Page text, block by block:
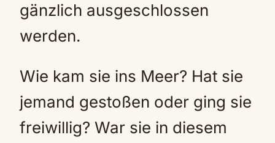
gänzlich ausgeschlossen
werden.
Wie kam sie ins Meer? Hat sie
jemand gestoßen oder ging sie
freiwillig? War sie in diesem